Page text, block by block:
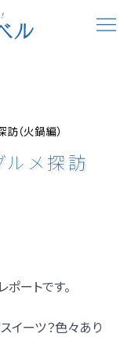
（火鍋編）
ルメ探訪
ートです。
イーツ？色々あり